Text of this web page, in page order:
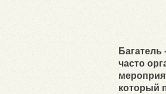
часто
который